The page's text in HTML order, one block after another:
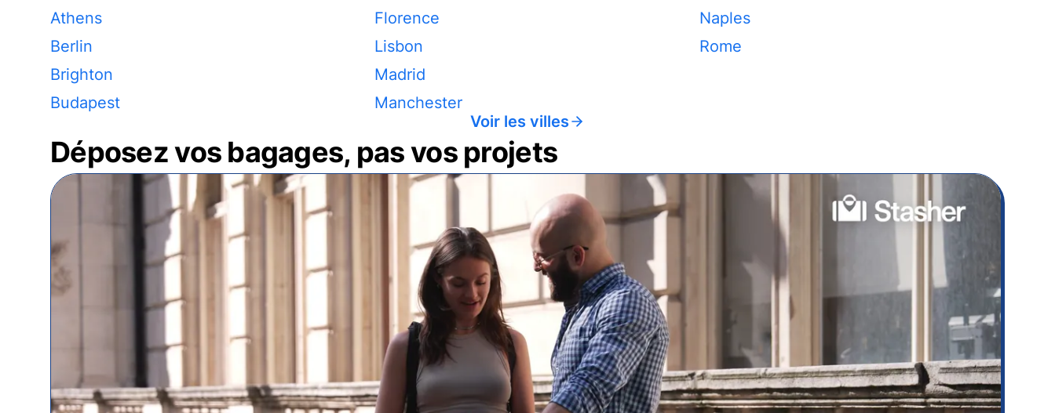
Athens
Berlin
Brighton
Budapest
Florence
Lisbon
Madrid
Manchester
Naples
Rome
Voir les villes
Déposez vos bagages, pas vos projets